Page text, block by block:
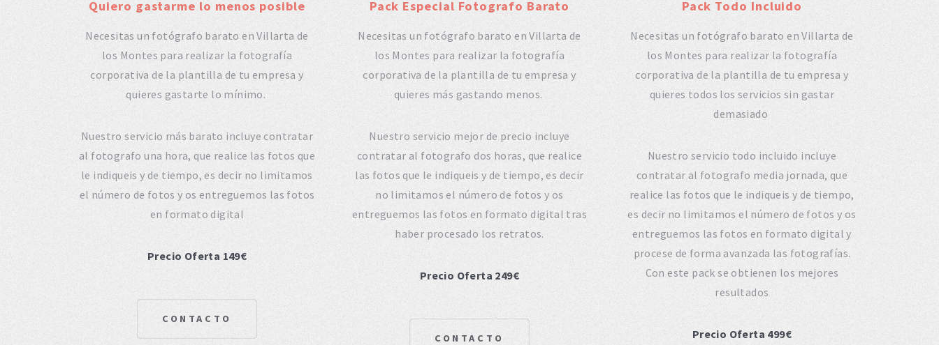
Quiero gastarme lo menos posible
Necesitas un fotógrafo barato en Villarta de
los Montes para realizar la fotografía
corporativa de la plantilla de tu empresa y
quieres gastarte lo mínimo.
Nuestro servicio más barato incluye contratar
al fotografo una hora, que realice las fotos que
le indiqueis y de tiempo, es decir no limitamos
el número de fotos y os entreguemos las fotos
en formato digital
Precio Oferta 149€
CONTACTO
Pack Especial Fotografo Barato
Necesitas un fotógrafo barato en Villarta de
los Montes para realizar la fotografía
corporativa de la plantilla de tu empresa y
quieres más gastando menos.
Nuestro servicio mejor de precio incluye
contratar al fotografo dos horas, que realice
las fotos que le indiqueis y de tiempo, es decir
no limitamos el número de fotos y os
entreguemos las fotos en formato digital tras
haber procesado los retratos.
Precio Oferta 249€
CONTACTO
Pack Todo Incluido
Necesitas un fotógrafo barato en Villarta de
los Montes para realizar la fotografía
corporativa de la plantilla de tu empresa y
quieres todos los servicios sin gastar
demasiado
Nuestro servicio todo incluido incluye
contratar al fotografo media jornada, que
realice las fotos que le indiqueis y de tiempo,
es decir no limitamos el número de fotos y os
entreguemos las fotos en formato digital y
procese de forma avanzada las fotografías.
Con este pack se obtienen los mejores
resultados
Precio Oferta 499€